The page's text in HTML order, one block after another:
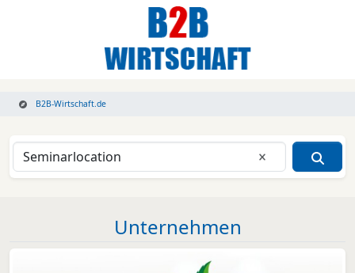
B2B-Wirtschaft.de
Eingabe
Unternehmen